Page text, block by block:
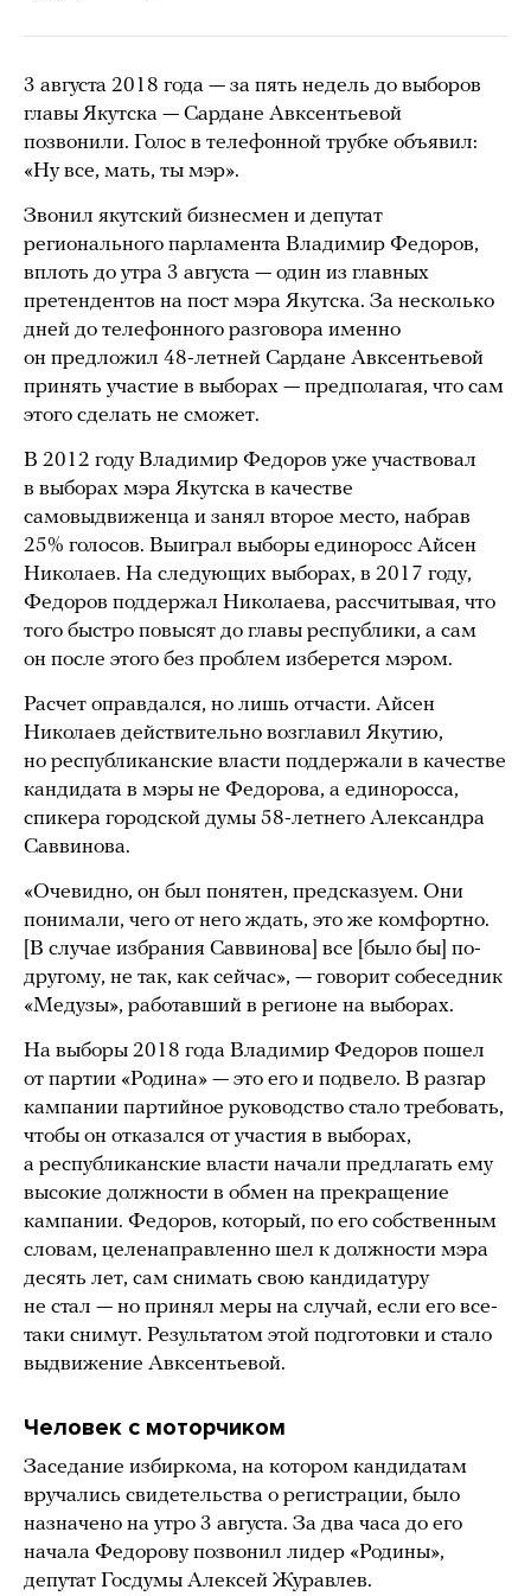
3 августа 2018 года — за пять недель до выборов
главы Якутска — Сардане Авксентьевой
позвонили. Голос в телефонной трубке объявил:
«Ну все, мать, ты мэр».
Звонил якутский бизнесмен и депутат
регионального парламента Владимир Федоров,
вплоть до утра 3 августа — один из главных
претендентов на пост мэра Якутска. За несколько
дней до телефонного разговора именно
он предложил 48-летней Сардане Авксентьевой
принять участие в выборах — предполагая, что сам
этого сделать не сможет.
В 2012 году Владимир Федоров уже участвовал
в выборах мэра Якутска в качестве
самовыдвиженца и занял второе место, набрав
25% голосов. Выиграл выборы единоросс Айсен
Николаев. На следующих выборах, в 2017 году,
Федоров поддержал Николаева, рассчитывая, что
того быстро повысят до главы республики, а сам
он после этого без проблем изберется мэром.
Расчет оправдался, но лишь отчасти. Айсен
Николаев действительно возглавил Якутию,
но республиканские власти поддержали в качестве
кандидата в мэры не Федорова, а единоросса,
спикера городской думы 58-летнего Александра
Саввинова.
«Очевидно, он был понятен, предсказуем. Они
понимали, чего от него ждать, это же комфортно.
[В случае избрания Саввинова] все [было бы] по-
другому, не так, как сейчас», — говорит собеседник
«Медузы», работавший в регионе на выборах.
На выборы 2018 года Владимир Федоров пошел
от партии «Родина» — это его и подвело. В разгар
кампании партийное руководство стало требовать,
чтобы он отказался от участия в выборах,
а республиканские власти начали предлагать ему
высокие должности в обмен на прекращение
кампании. Федоров, который, по его собственным
словам, целенаправленно шел к должности мэра
десять лет, сам снимать свою кандидатуру
не стал — но принял меры на случай, если его все-
таки снимут. Результатом этой подготовки и стало
выдвижение Авксентьевой.
Человек с моторчиком
Заседание избиркома, на котором кандидатам
вручались свидетельства о регистрации, было
назначено на утро 3 августа. За два часа до его
начала Федорову позвонил лидер «Родины»,
депутат Госдумы Алексей Журавлев.